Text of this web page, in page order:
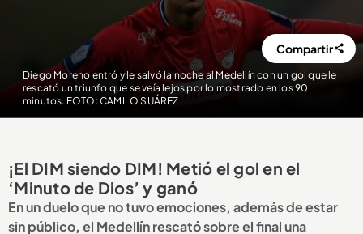
Diego Moreno entró y le salvó la noche al Medellín con un gol que le
rescató un triunfo que se veía lejos por lo mostrado en los 90
minutos. FOTO: CAMILO SUÁREZ
Compartir
¡El DIM siendo DIM! Metió el gol en el
‘Minuto de Dios’ y ganó
En un duelo que no tuvo emociones, además de estar
sin público, el Medellín rescató sobre el final una